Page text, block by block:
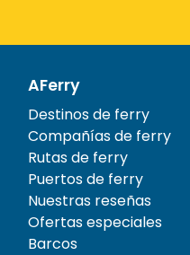
AFerry
Destinos de ferry
Compañías de ferry
Rutas de ferry
Puertos de ferry
Nuestras reseñas
Ofertas especiales
Barcos